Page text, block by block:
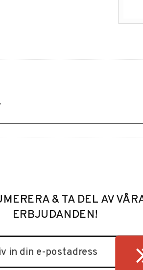
& TA DEL AV
ERBJUDANDEN!